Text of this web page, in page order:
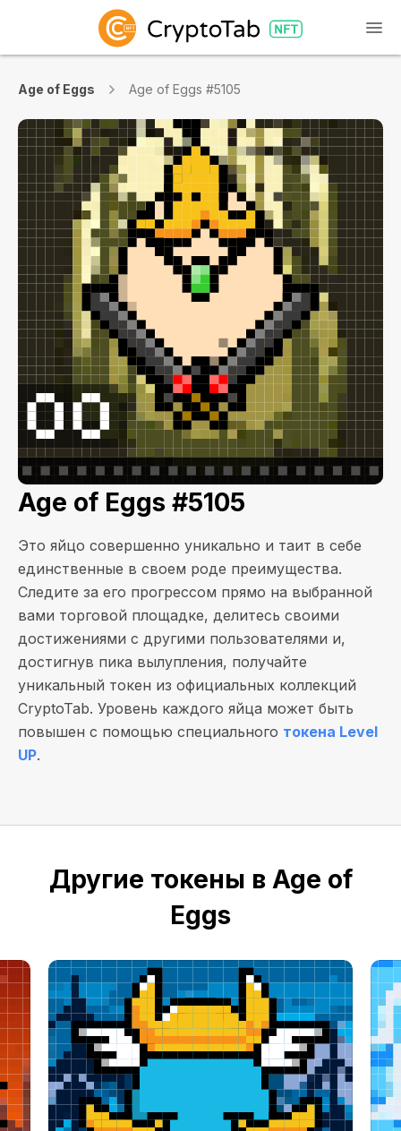
Age of Eggs Age of Eggs #5105
Age of Eggs #5105
Это яйцо совершенно уникально и таит в себе
единственные в своем роде преимущества.
Следите за его прогрессом прямо на выбранной
вами торговой площадке, делитесь своими
достижениями с другими пользователями и,
достигнув пика вылупления, получайте
уникальный токен из официальных коллекций
CryptoTab. Уровень каждого яйца может быть
повышен с помощью специального токена Level
UP.
Другие токены в Age of
Eggs